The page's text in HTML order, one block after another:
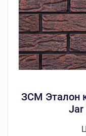
ЗСМ Эталон
Jar